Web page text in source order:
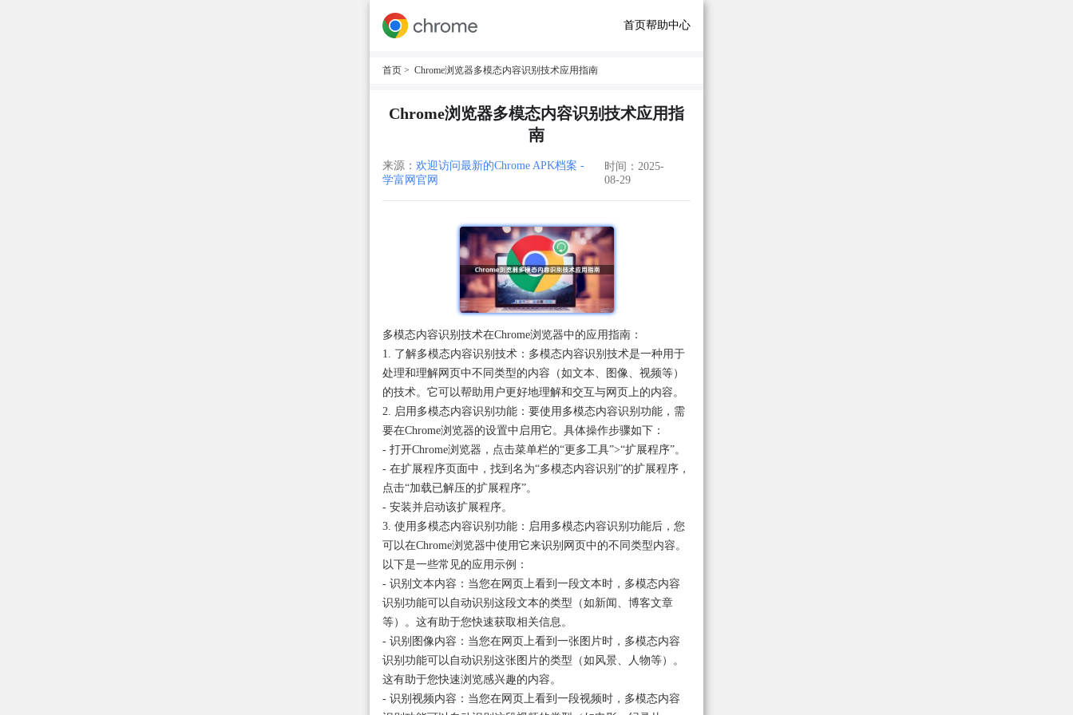
首页帮助中心
首页 > Chrome浏览器多模态内容识别技术应用指南
Chrome浏览器多模态内容识别技术应用指
南
来源： 欢迎访问最新的Chrome APK档案 -
学富网官网
时间：2025-
08-29
多模态内容识别技术在Chrome浏览器中的应用指南：
1. 了解多模态内容识别技术：多模态内容识别技术是一种用于
处理和理解网页中不同类型的内容（如文本、图像、视频等）
的技术。它可以帮助用户更好地理解和交互与网页上的内容。
2. 启用多模态内容识别功能：要使用多模态内容识别功能，需
要在Chrome浏览器的设置中启用它。具体操作步骤如下：
- 打开Chrome浏览器，点击菜单栏的“更多工具”>“扩展程序”。
- 在扩展程序页面中，找到名为“多模态内容识别”的扩展程序，
点击“加载已解压的扩展程序”。
- 安装并启动该扩展程序。
3. 使用多模态内容识别功能：启用多模态内容识别功能后，您
可以在Chrome浏览器中使用它来识别网页中的不同类型内容。
以下是一些常见的应用示例：
- 识别文本内容：当您在网页上看到一段文本时，多模态内容
识别功能可以自动识别这段文本的类型（如新闻、博客文章
等）。这有助于您快速获取相关信息。
- 识别图像内容：当您在网页上看到一张图片时，多模态内容
识别功能可以自动识别这张图片的类型（如风景、人物等）。
这有助于您快速浏览感兴趣的内容。
- 识别视频内容：当您在网页上看到一段视频时，多模态内容